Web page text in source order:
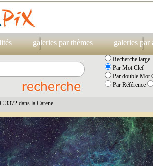
galeries par thèmes galeries par
Recherche large
Par Mot Clef
Par double Mot
Par Référence
3372 dans la Carene